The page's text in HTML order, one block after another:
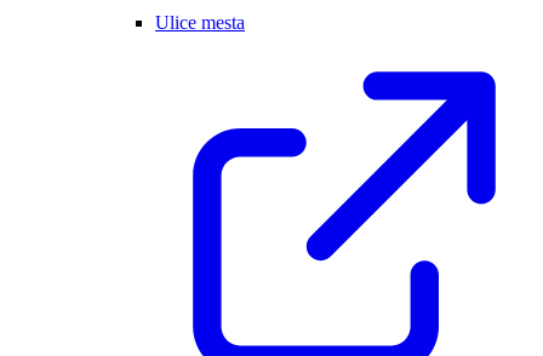
Ulice mesta